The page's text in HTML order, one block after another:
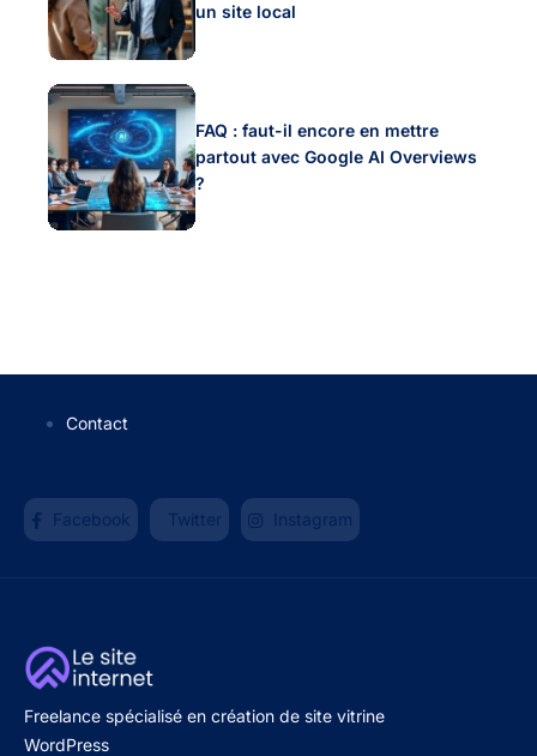
un site local
FAQ : faut-il encore en mettre
partout avec Google AI Overviews
?
Contact
Facebook Twitter Instagram
Freelance spécialisé en création de site vitrine
WordPress